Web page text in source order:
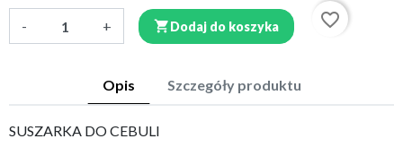
- + Dodaj do koszyka favorite_border
Opis Szczegóły produktu
SUSZARKA DO CEBULI